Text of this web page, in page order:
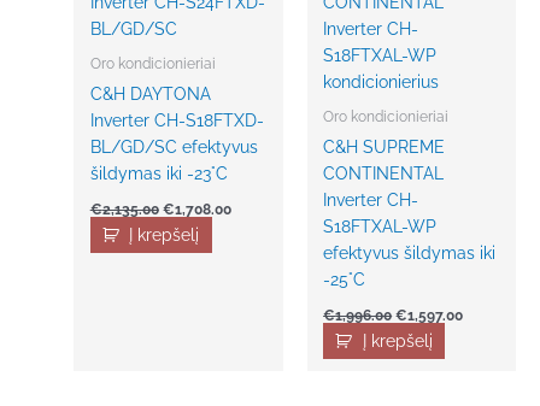
Oro kondicionieriai
C&H DAYTONA
Inverter CH-S18FTXD-
BL/GD/SC efektyvus
šildymas iki -23°C
€2,135.00 €1,708.00
Į krepšelį
Oro kondicionieriai
C&H SUPREME
CONTINENTAL
Inverter CH-
S18FTXAL-WP
efektyvus šildymas iki
-25°C
€1,996.00 €1,597.00
Į krepšelį